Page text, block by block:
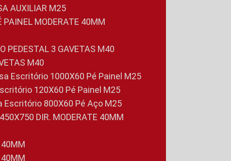
AUXILIAR M25
PAINEL MODERATE 40MM
PEDESTAL 3 GAVETAS M40
M40
Escritório 1000X60 Pé Painel M25
120X60 Pé Painel M25
Escritório 800X60 Pé Aço M25
DIR. MODERATE 40MM
40MM
40MM